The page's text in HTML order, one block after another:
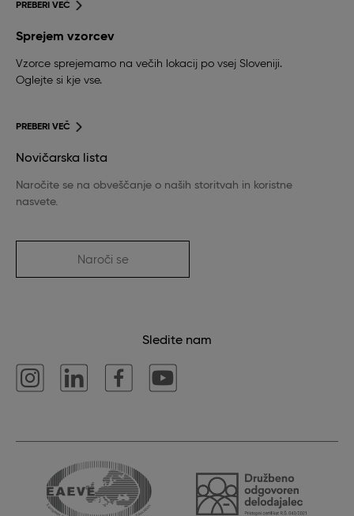
PREBERI VEČ
Sprejem vzorcev
Vzorce sprejemamo na večih lokacij po vsej Sloveniji.
Oglejte si kje vse.
PREBERI VEČ
Novičarska lista
Naročite se na obveščanje o naših storitvah in koristne
nasvete.
Naroči se
Sledite nam